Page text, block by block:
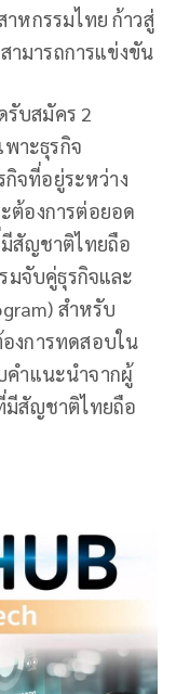
หกรรมไทย ก้าวสู่
ามารถการแข่งขัน
รับสมัคร 2
าะธุรกิจ
กิจที่อยู่ระหว่าง
ต้องการต่อยอด
สัญชาติไทยถือ
มจับคู่ธุรกิจและ
สำหรับ
งการทดสอบใน
คำแนะนำจากผู้
มีสัญชาติไทยถือ